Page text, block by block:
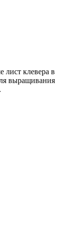
лист клевера в
выращивания